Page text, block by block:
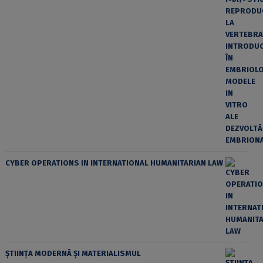
CYBER OPERATIONS IN INTERNATIONAL HUMANITARIAN LAW
ȘTIINȚA MODERNĂ ȘI MATERIALISMUL